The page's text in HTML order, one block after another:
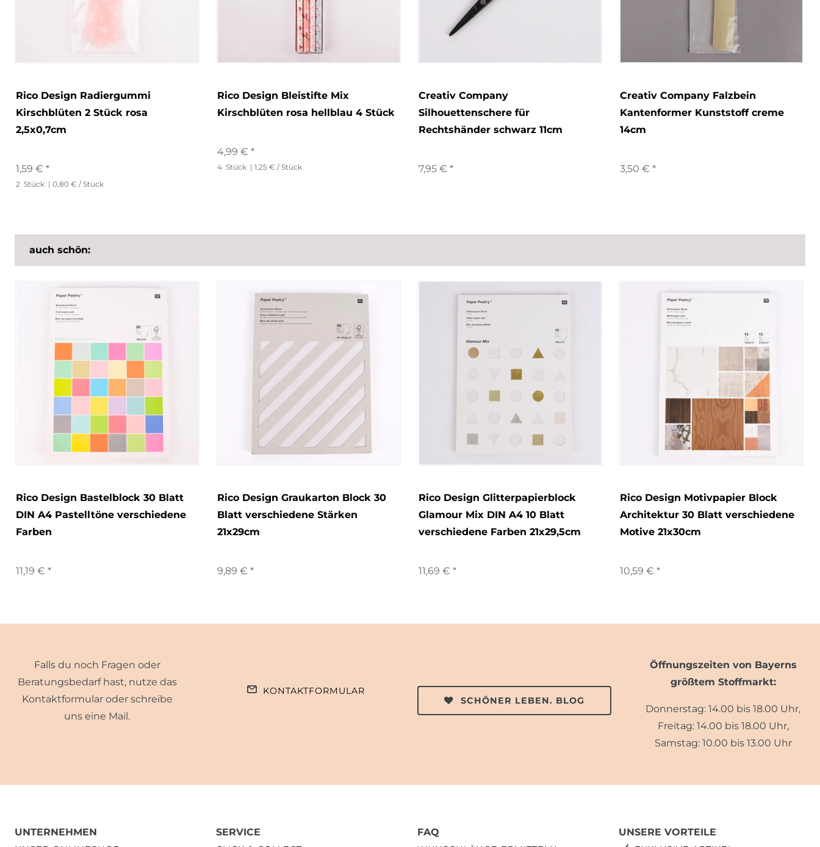
Rico Design Radiergummi
Kirschblüten 2 Stück rosa
2,5x0,7cm
1,59 € *
2 Stück | 0,80 € / Stück
Rico Design Bleistifte Mix
Kirschblüten rosa hellblau 4 Stück
4,99 € *
4 Stück | 1,25 € / Stück
Creativ Company
Silhouettenschere für
Rechtshänder schwarz 11cm
7,95 € *
Creativ Company Falzbein
Kantenformer Kunststoff creme
14cm
3,50 € *
auch schön:
Rico Design Bastelblock 30 Blatt
DIN A4 Pastelltöne verschiedene
Farben
11,19 € *
Rico Design Graukarton Block 30
Blatt verschiedene Stärken
21x29cm
9,89 € *
Rico Design Glitterpapierblock
Glamour Mix DIN A4 10 Blatt
verschiedene Farben 21x29,5cm
11,69 € *
Rico Design Motivpapier Block
Architektur 30 Blatt verschiedene
Motive 21x30cm
10,59 € *
Falls du noch Fragen oder
Beratungsbedarf hast, nutze das
Kontaktformular oder schreibe
uns eine Mail.
KONTAKTFORMULAR
SCHÖNER LEBEN. BLOG
Öffnungszeiten von Bayerns
größtem Stoffmarkt:
Donnerstag: 14.00 bis 18.00 Uhr,
Freitag: 14.00 bis 18.00 Uhr,
Samstag: 10.00 bis 13.00 Uhr
UNTERNEHMEN SERVICE FAQ UNSERE VORTEILE